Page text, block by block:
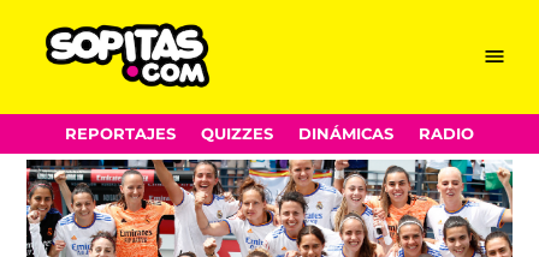
Skip
to
content
Menu
REPORTAJES QUIZZES DINÁMICAS RADIO